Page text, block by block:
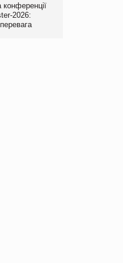
2026: